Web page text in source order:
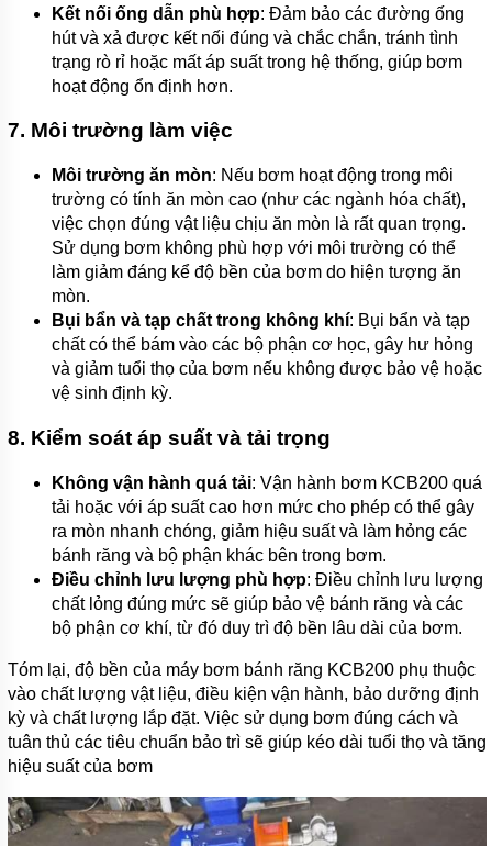
Kết nối ống dẫn phù hợp: Đảm bảo các đường ống
hút và xả được kết nối đúng và chắc chắn, tránh tình
trạng rò rỉ hoặc mất áp suất trong hệ thống, giúp bơm
hoạt động ổn định hơn.
7. Môi trường làm việc
Môi trường ăn mòn: Nếu bơm hoạt động trong môi
trường có tính ăn mòn cao (như các ngành hóa chất),
việc chọn đúng vật liệu chịu ăn mòn là rất quan trọng.
Sử dụng bơm không phù hợp với môi trường có thể
làm giảm đáng kể độ bền của bơm do hiện tượng ăn
mòn.
Bụi bẩn và tạp chất trong không khí: Bụi bẩn và tạp
chất có thể bám vào các bộ phận cơ học, gây hư hỏng
và giảm tuổi thọ của bơm nếu không được bảo vệ hoặc
vệ sinh định kỳ.
8. Kiểm soát áp suất và tải trọng
Không vận hành quá tải: Vận hành bơm KCB200 quá
tải hoặc với áp suất cao hơn mức cho phép có thể gây
ra mòn nhanh chóng, giảm hiệu suất và làm hỏng các
bánh răng và bộ phận khác bên trong bơm.
Điều chỉnh lưu lượng phù hợp: Điều chỉnh lưu lượng
chất lỏng đúng mức sẽ giúp bảo vệ bánh răng và các
bộ phận cơ khí, từ đó duy trì độ bền lâu dài của bơm.
Tóm lại, độ bền của máy bơm bánh răng KCB200 phụ thuộc
vào chất lượng vật liệu, điều kiện vận hành, bảo dưỡng định
kỳ và chất lượng lắp đặt. Việc sử dụng bơm đúng cách và
tuân thủ các tiêu chuẩn bảo trì sẽ giúp kéo dài tuổi thọ và tăng
hiệu suất của bơm